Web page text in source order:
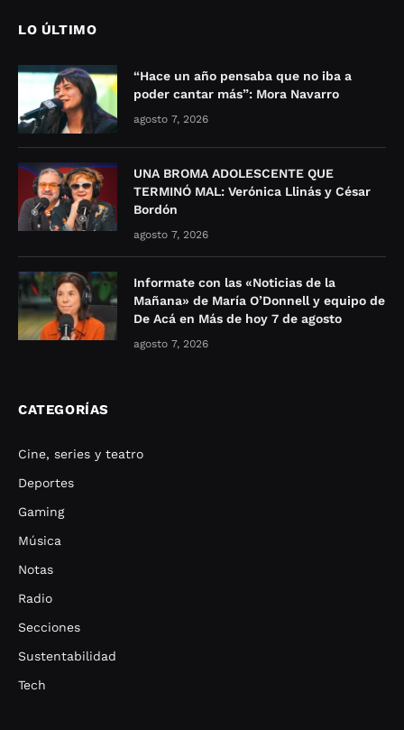
LO ÚLTIMO
“Hace un año pensaba que no iba a
poder cantar más”: Mora Navarro
agosto 7, 2026
UNA BROMA ADOLESCENTE QUE
TERMINÓ MAL: Verónica Llinás y César
Bordón
agosto 7, 2026
Informate con las «Noticias de la
Mañana» de María O’Donnell y equipo de
De Acá en Más de hoy 7 de agosto
agosto 7, 2026
CATEGORÍAS
Cine, series y teatro
Deportes
Gaming
Música
Notas
Radio
Secciones
Sustentabilidad
Tech